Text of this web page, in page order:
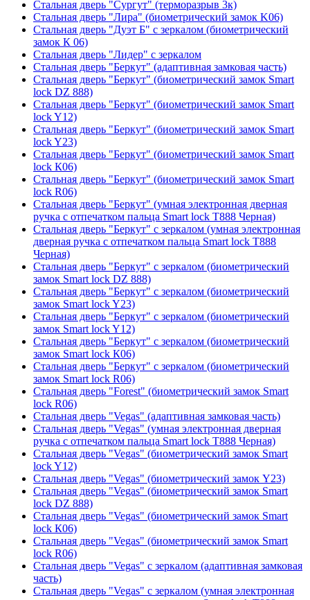
Стальная дверь "Сургут" (терморазрыв 3к)
Стальная дверь "Лира" (биометрический замок K06)
Стальная дверь "Дуэт Б" с зеркалом (биометрический
замок К 06)
Стальная дверь "Лидер" с зеркалом
Стальная дверь "Беркут" (адаптивная замковая часть)
Стальная дверь "Беркут" (биометрический замок Smart
lock DZ 888)
Стальная дверь "Беркут" (биометрический замок Smart
lock Y12)
Стальная дверь "Беркут" (биометрический замок Smart
lock Y23)
Стальная дверь "Беркут" (биометрический замок Smart
lock К06)
Стальная дверь "Беркут" (биометрический замок Smart
lock R06)
Стальная дверь "Беркут" (умная электронная дверная
ручка с отпечатком пальца Smart lock T888 Черная)
Стальная дверь "Беркут" с зеркалом (умная электронная
дверная ручка с отпечатком пальца Smart lock T888
Черная)
Стальная дверь "Беркут" с зеркалом (биометрический
замок Smart lock DZ 888)
Стальная дверь "Беркут" с зеркалом (биометрический
замок Smart lock Y23)
Стальная дверь "Беркут" с зеркалом (биометрический
замок Smart lock Y12)
Стальная дверь "Беркут" с зеркалом (биометрический
замок Smart lock К06)
Стальная дверь "Беркут" с зеркалом (биометрический
замок Smart lock R06)
Стальная дверь "Forest" (биометрический замок Smart
lock R06)
Стальная дверь "Vegas" (адаптивная замковая часть)
Стальная дверь "Vegas" (умная электронная дверная
ручка с отпечатком пальца Smart lock T888 Черная)
Стальная дверь "Vegas" (биометрический замок Smart
lock Y12)
Стальная дверь "Vegas" (биометрический замок Y23)
Стальная дверь "Vegas" (биометрический замок Smart
lock DZ 888)
Стальная дверь "Vegas" (биометрический замок Smart
lock К06)
Стальная дверь "Vegas" (биометрический замок Smart
lock R06)
Стальная дверь "Vegas" с зеркалом (адаптивная замковая
часть)
Стальная дверь "Vegas" с зеркалом (умная электронная